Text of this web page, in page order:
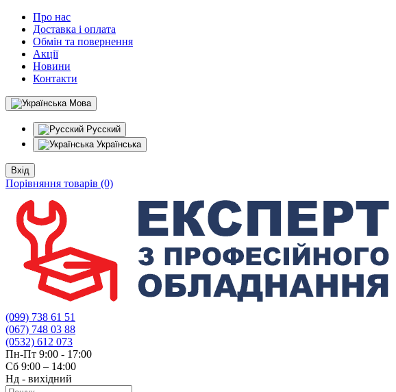
Про нас
Доставка і оплата
Обмін та повернення
Акції
Новини
Контакти
Мова
Русский
Українська
Вхід
Порівняння товарів (0)
(099) 738 61 51
(067) 748 03 88
(0532) 612 073
Пн-Пт 9:00 - 17:00
Сб 9:00 – 14:00
Нд - вихідний